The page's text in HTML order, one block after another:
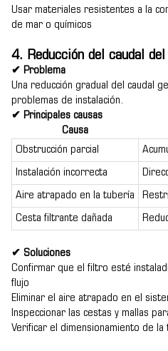
Usar materiales resistentes a la
de mar o químicos
4. Reducción del caudal
✔ Problema
Una reducción gradual del caudal
problemas de instalación.
✔ Principales causas
Causa
Obstrucción parcial
Instalación incorrecta
Aire atrapado en la tubería
Cesta filtrante dañada
✔ Soluciones
Confirmar que el filtro esté
flujo
Eliminar el aire atrapado en el
Inspeccionar las cestas y mallas
Verificar el dimensionamiento de